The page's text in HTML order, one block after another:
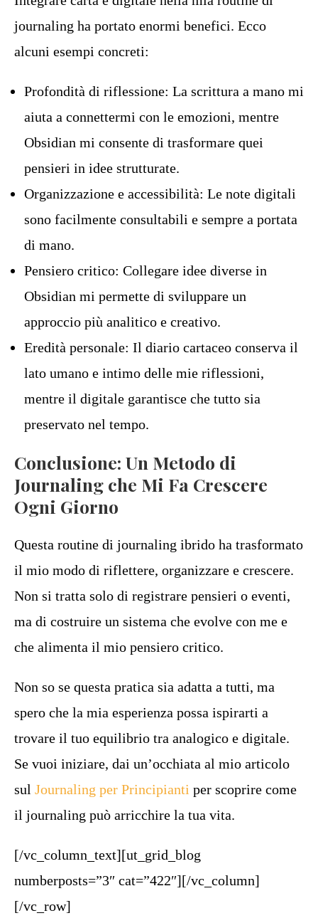
journaling ha portato enormi benefici. Ecco
alcuni esempi concreti:
Profondità di riflessione: La scrittura a mano mi
aiuta a connettermi con le emozioni, mentre
Obsidian mi consente di trasformare quei
pensieri in idee strutturate.
Organizzazione e accessibilità: Le note digitali
sono facilmente consultabili e sempre a portata
di mano.
Pensiero critico: Collegare idee diverse in
Obsidian mi permette di sviluppare un
approccio più analitico e creativo.
Eredità personale: Il diario cartaceo conserva il
lato umano e intimo delle mie riflessioni,
mentre il digitale garantisce che tutto sia
preservato nel tempo.
Conclusione: Un Metodo di
Journaling che Mi Fa Crescere
Ogni Giorno
Questa routine di journaling ibrido ha trasformato
il mio modo di riflettere, organizzare e crescere.
Non si tratta solo di registrare pensieri o eventi,
ma di costruire un sistema che evolve con me e
che alimenta il mio pensiero critico.
Non so se questa pratica sia adatta a tutti, ma
spero che la mia esperienza possa ispirarti a
trovare il tuo equilibrio tra analogico e digitale.
Se vuoi iniziare, dai un’occhiata al mio articolo
sul Journaling per Principianti per scoprire come
il journaling può arricchire la tua vita.
[/vc_column_text][ut_grid_blog
numberposts=”3″ cat=”422″][/vc_column]
[/vc_row]